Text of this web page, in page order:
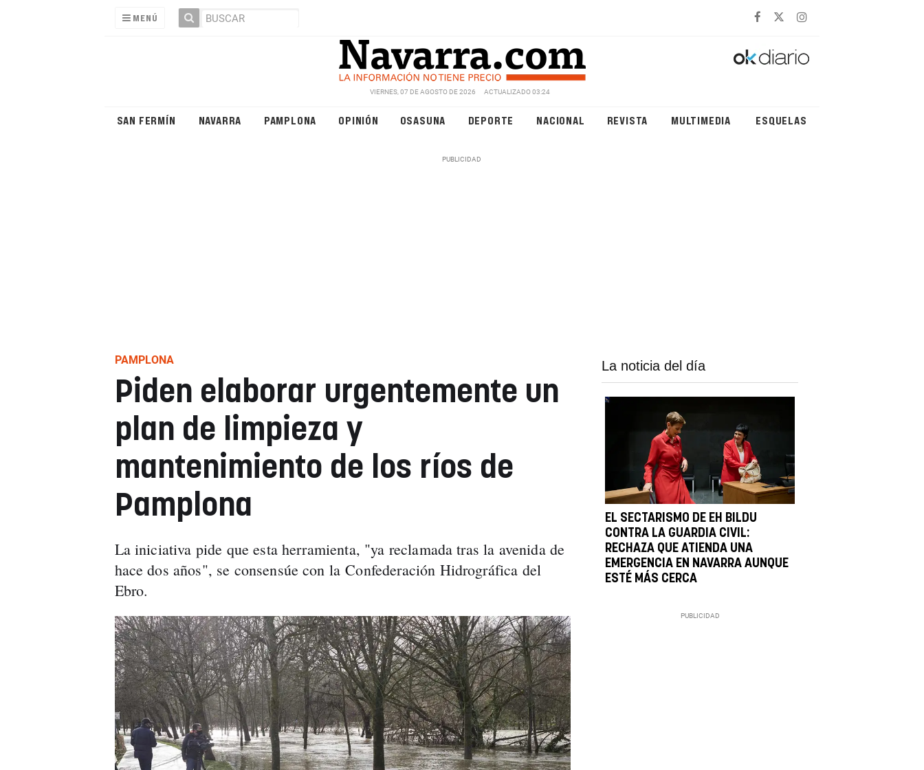
MENÚ
VIERNES, 07 DE AGOSTO DE 2026 ACTUALIZADO 03:24
SAN FERMÍN NAVARRA PAMPLONA OPINIÓN OSASUNA DEPORTE NACIONAL REVISTA MULTIMEDIA ESQUELAS
PAMPLONA
Piden elaborar urgentemente un
plan de limpieza y
mantenimiento de los ríos de
Pamplona
La iniciativa pide que esta herramienta, "ya reclamada tras la avenida de
hace dos años", se consensúe con la Confederación Hidrográfica del
Ebro.
La noticia del día
EL SECTARISMO DE EH BILDU
CONTRA LA GUARDIA CIVIL:
RECHAZA QUE ATIENDA UNA
EMERGENCIA EN NAVARRA AUNQUE
ESTÉ MÁS CERCA